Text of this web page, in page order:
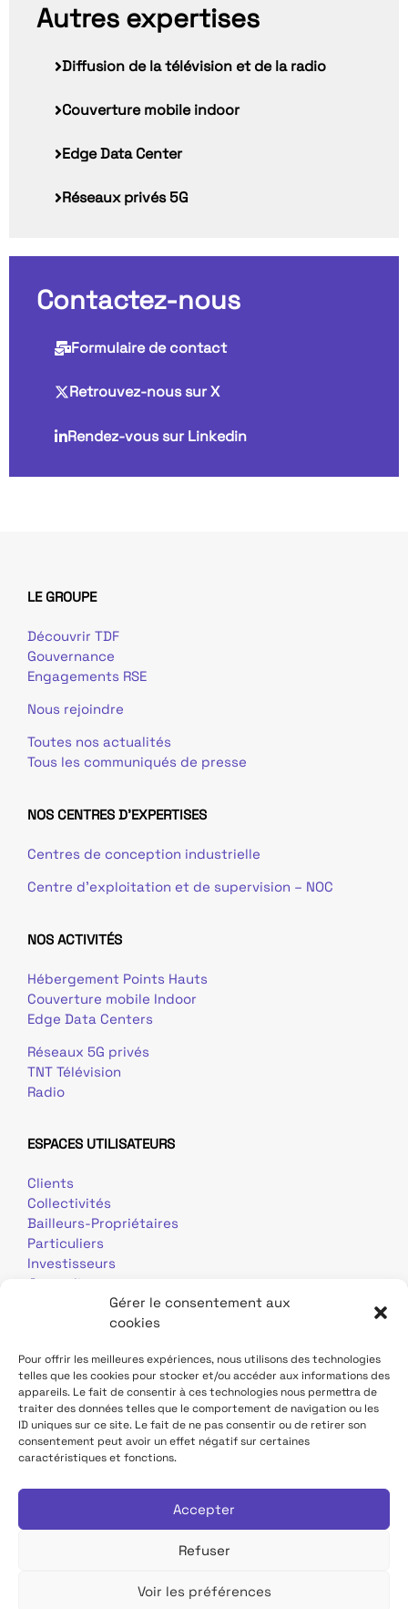
Gérer le consentement aux
cookies
Pour offrir les meilleures expériences, nous utilisons des technologies
telles que les cookies pour stocker et/ou accéder aux informations des
appareils. Le fait de consentir à ces technologies nous permettra de
traiter des données telles que le comportement de navigation ou les
ID uniques sur ce site. Le fait de ne pas consentir ou de retirer son
consentement peut avoir un effet négatif sur certaines
caractéristiques et fonctions.
Accepter
Refuser
Voir les préférences
Autres expertises
Diffusion de la télévision et de la radio
Couverture mobile indoor
Edge Data Center
Réseaux privés 5G
Contactez-nous
Formulaire de contact
Retrouvez-nous sur X
Rendez-vous sur Linkedin
LE GROUPE
Découvrir TDF
Gouvernance
Engagements RSE
Nous rejoindre
Toutes nos actualités
Tous les communiqués de presse
NOS CENTRES D'EXPERTISES
Centres de conception industrielle
Centre d’exploitation et de supervision – NOC
NOS ACTIVITÉS
Hébergement Points Hauts
Couverture mobile Indoor
Edge Data Centers
Réseaux 5G privés
TNT Télévision
Radio
ESPACES UTILISATEURS
Clients
Collectivités
Bailleurs-Propriétaires
Particuliers
Investisseurs
Journalistes
Mentions légales Données personnelles
Contact Site TDF Infrastructure
Déclaration d'accessibilité